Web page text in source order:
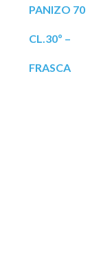
PANIZO 70
CL.30º –
FRASCA